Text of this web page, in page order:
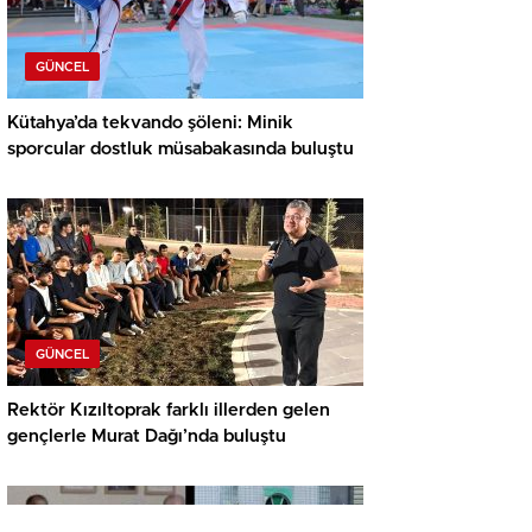
GÜNCEL
Kütahya’da tekvando şöleni: Minik
sporcular dostluk müsabakasında buluştu
GÜNCEL
Rektör Kızıltoprak farklı illerden gelen
gençlerle Murat Dağı’nda buluştu